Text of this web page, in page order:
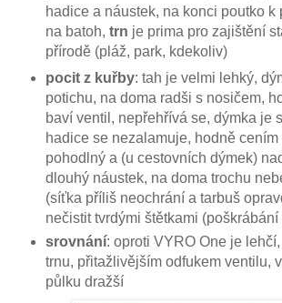
hadice a náustek, na konci poutko k
na batoh, trn je prima pro zajištění
přírodě (pláž, park, kdekoliv)
pocit z kuřby: tah je velmi lehký,
potichu, na doma radši s nosičem,
baví ventil, nepřehřívá se, dýmka je
hadice se nezalamuje, hodně cením
pohodlný a (u cestovních dýmek)
dlouhý náustek, na doma trochu
(síťka příliš neochrání a tarbuš
nečistit tvrdými štětkami
srovnání: oproti VYRO One je
trnu, přitažlivějším odfukem ventilu,
půlku dražší